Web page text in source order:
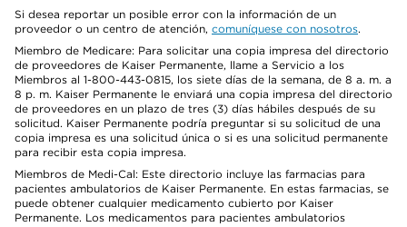
Si desea reportar un posible error con la información de un
proveedor o un centro de atención, comuníquese con nosotros.
Miembro de Medicare: Para solicitar una copia impresa del directorio
de proveedores de Kaiser Permanente, llame a Servicio a los
Miembros al 1-800-443-0815, los siete días de la semana, de 8 a. m. a
8 p. m. Kaiser Permanente le enviará una copia impresa del directorio
de proveedores en un plazo de tres (3) días hábiles después de su
solicitud. Kaiser Permanente podría preguntar si su solicitud de una
copia impresa es una solicitud única o si es una solicitud permanente
para recibir esta copia impresa.
Miembros de Medi-Cal: Este directorio incluye las farmacias para
pacientes ambulatorios de Kaiser Permanente. En estas farmacias, se
puede obtener cualquier medicamento cubierto por Kaiser
Permanente. Los medicamentos para pacientes ambulatorios